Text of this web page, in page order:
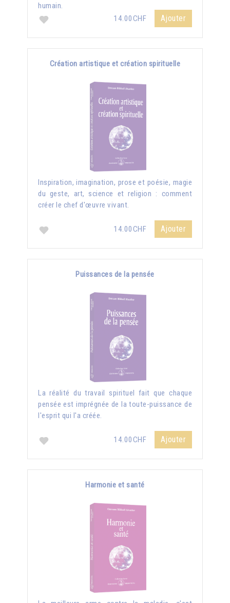
humain.
14.00CHF
Ajouter
Création artistique et création spirituelle
Inspiration, imagination, prose et poésie, magie
du geste, art, science et religion : comment
créer le chef d'œuvre vivant.
14.00CHF Ajouter
Puissances de la pensée
La réalité du travail spirituel fait que chaque
pensée est imprégnée de la toute-puissance de
l'esprit qui l'a créée.
14.00CHF Ajouter
Harmonie et santé